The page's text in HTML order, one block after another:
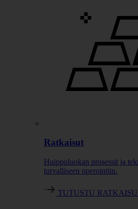
Ratkaisut
Huippuluokan prosessit ja
turvalliseen operointiin.
TUTUSTU